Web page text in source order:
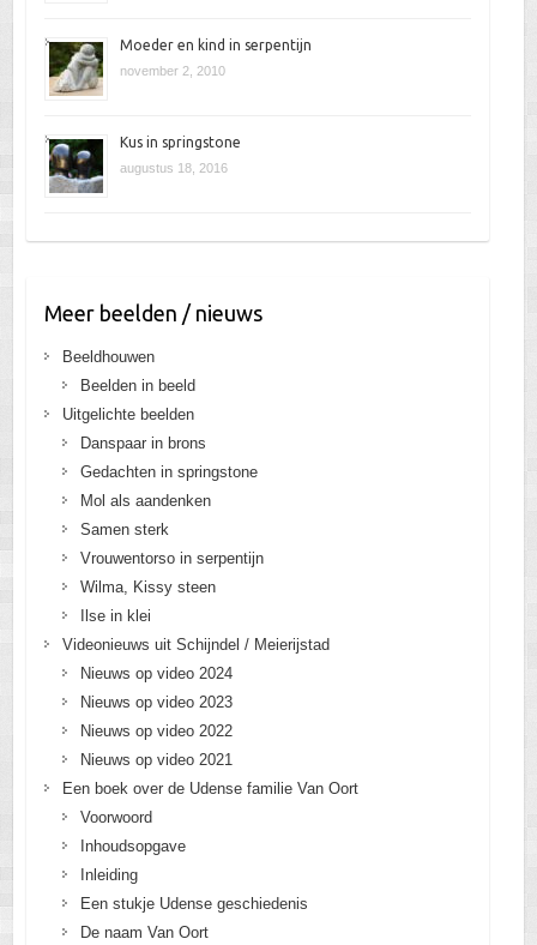
Moeder en kind in serpentijn
november 2, 2010
Kus in springstone
augustus 18, 2016
Meer beelden / nieuws
Beeldhouwen
Beelden in beeld
Uitgelichte beelden
Danspaar in brons
Gedachten in springstone
Mol als aandenken
Samen sterk
Vrouwentorso in serpentijn
Wilma, Kissy steen
Ilse in klei
Videonieuws uit Schijndel / Meierijstad
Nieuws op video 2024
Nieuws op video 2023
Nieuws op video 2022
Nieuws op video 2021
Een boek over de Udense familie Van Oort
Voorwoord
Inhoudsopgave
Inleiding
Een stukje Udense geschiedenis
De naam Van Oort